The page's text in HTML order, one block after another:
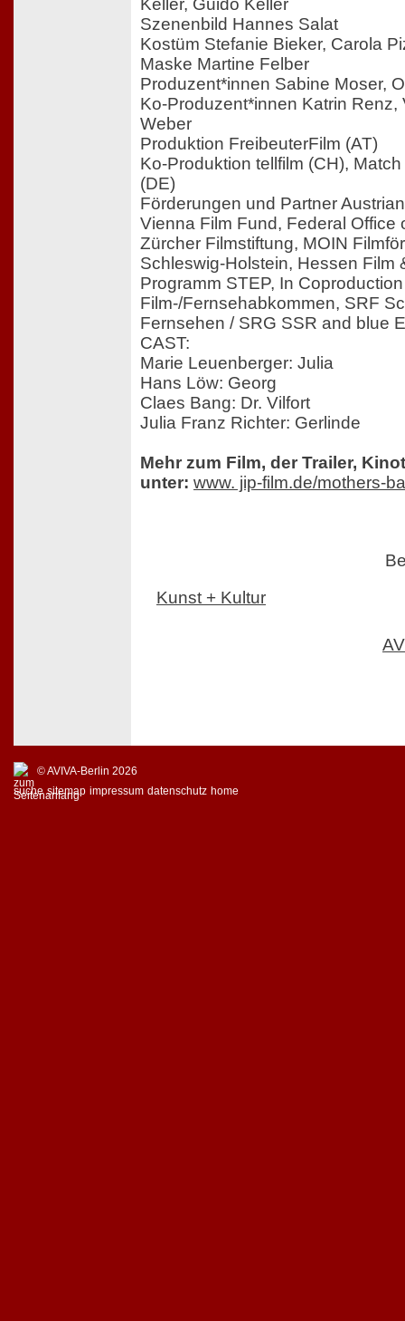
Keller, Guido Keller
Szenenbild Hannes Salat
Kostüm Stefanie Bieker, Carola
Maske Martine Felber
Produzent*innen Sabine Moser,
Ko-Produzent*innen Katrin
Weber
Produktion FreibeuterFilm (AT)
Ko-Produktion tellfilm (CH),
(DE)
Förderungen und Partner
Vienna Film Fund, Federal Office
Zürcher Filmstiftung, MOIN
Schleswig-Holstein, Hessen Film
Programm STEP, In
Film-/Fernsehabkommen, SRF
Fernsehen / SRG SSR and blue
CAST:
Marie Leuenberger: Julia
Hans Löw: Georg
Claes Bang: Dr. Vilfort
Julia Franz Richter: Gerlinde
Mehr zum Film, der Trailer,
unter: www. jip-film.de/mothers-
Kunst + Kultur
© AVIVA-Berlin 2026
suche sitemap impressum datenschutz home